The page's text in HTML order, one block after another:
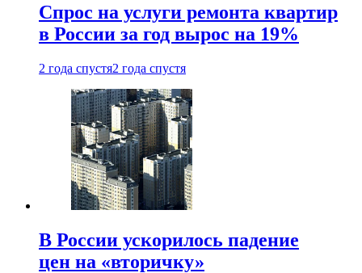
Спрос на услуги ремонта квартир
в России за год вырос на 19%
2 года спустя2 года спустя
В России ускорилось падение
цен на «вторичку»